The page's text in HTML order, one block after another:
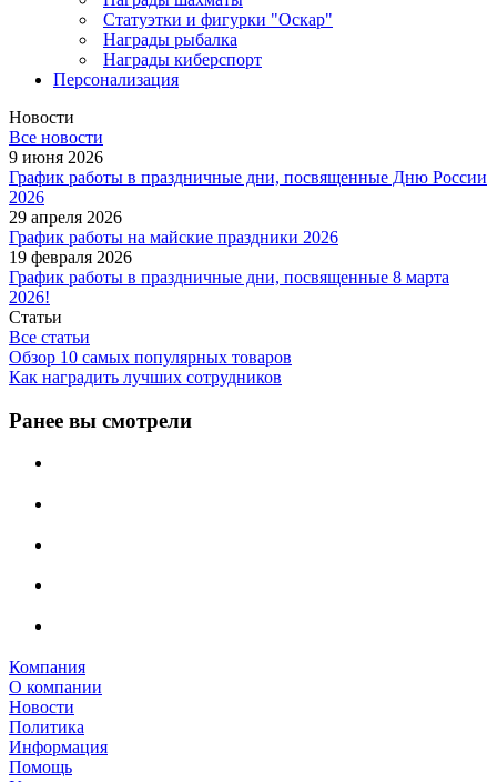
Статуэтки и фигурки "Оскар"
Награды рыбалка
Награды киберспорт
Персонализация
Новости
Все новости
9 июня 2026
График работы в праздничные дни, посвященные Дню России
2026
29 апреля 2026
График работы на майские праздники 2026
19 февраля 2026
График работы в праздничные дни, посвященные 8 марта
2026!
Статьи
Все статьи
Обзор 10 самых популярных товаров
Как наградить лучших сотрудников
Ранее вы смотрели
Компания
О компании
Новости
Политика
Информация
Помощь